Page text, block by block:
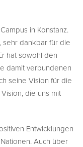
in Konstanz.
sehr dankbar für die
hat sowohl den
damit verbundenen
seine Vision für die
die uns mit
Entwicklungen
Auch über